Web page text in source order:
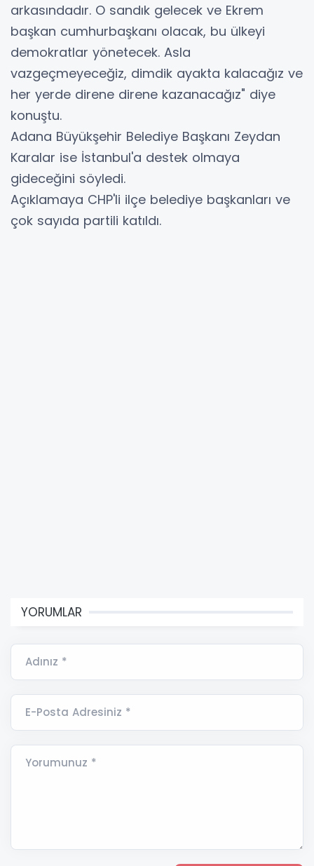
arkasındadır. O sandık gelecek ve Ekrem
başkan cumhurbaşkanı olacak, bu ülkeyi
demokratlar yönetecek. Asla
vazgeçmeyeceğiz, dimdik ayakta kalacağız ve
her yerde direne direne kazanacağız" diye
konuştu.
Adana Büyükşehir Belediye Başkanı Zeydan
Karalar ise İstanbul'a destek olmaya
gideceğini söyledi.
Açıklamaya CHP'li ilçe belediye başkanları ve
çok sayıda partili katıldı.
YORUMLAR
Adınız *
E-Posta Adresiniz *
Yorumunuz *